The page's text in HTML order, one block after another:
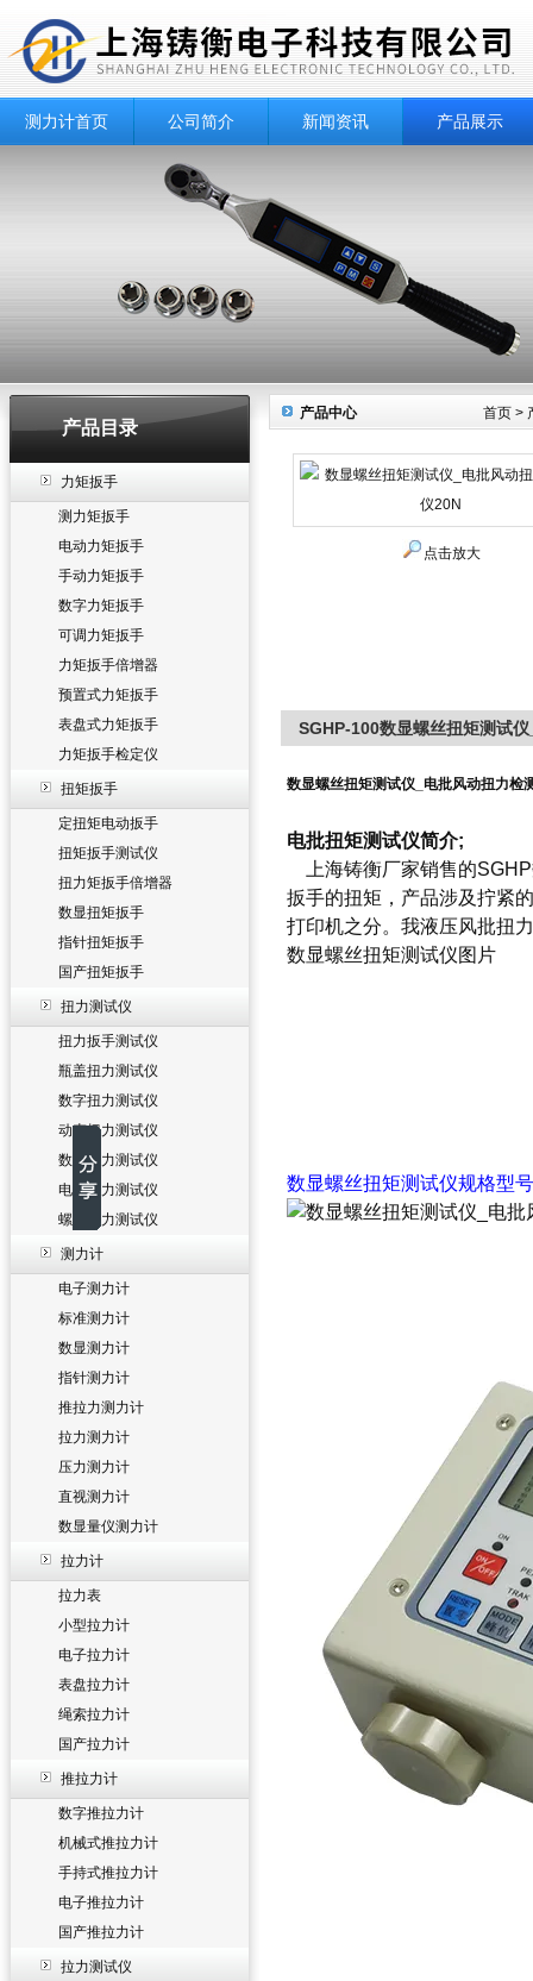
测力计首页 公司简介 新闻资讯 产品展示
产品目录
力矩扳手
测力矩扳手
电动力矩扳手
手动力矩扳手
数字力矩扳手
可调力矩扳手
力矩扳手倍增器
预置式力矩扳手
表盘式力矩扳手
力矩扳手检定仪
扭矩扳手
定扭矩电动扳手
扭矩扳手测试仪
扭力矩扳手倍增器
数显扭矩扳手
指针扭矩扳手
国产扭矩扳手
扭力测试仪
扭力扳手测试仪
瓶盖扭力测试仪
数字扭力测试仪
动态扭力测试仪
数显扭力测试仪
电批扭力测试仪
螺丝扭力测试仪
测力计
电子测力计
标准测力计
数显测力计
指针测力计
推拉力测力计
拉力测力计
压力测力计
直视测力计
数显量仪测力计
拉力计
拉力表
小型拉力计
电子拉力计
表盘拉力计
绳索拉力计
国产拉力计
推拉力计
数字推拉力计
机械式推拉力计
手持式推拉力计
电子推拉力计
国产推拉力计
拉力测试仪
首页 >
产品中心
点击放大
SGHP-100数显螺丝扭矩测试
数显螺丝扭矩测试仪_电批风动扭力检
电批扭矩测试仪简介;
上海铸衡厂家销售的SGHP
扳手的扭矩，产品涉及拧紧
打印机之分。我液压风批扭
数显螺丝扭矩测试仪图片
数显螺丝扭矩测试仪规格型号